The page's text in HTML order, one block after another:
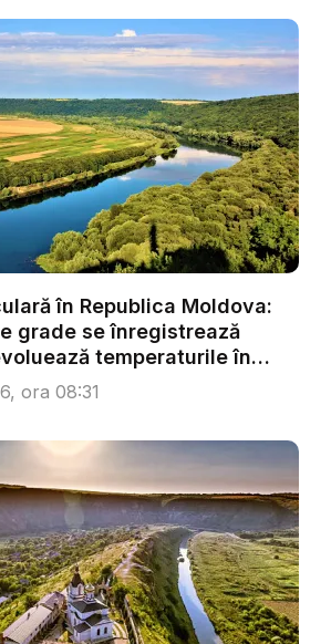
în Republica Moldova:
grade se înregistrează
temperaturile în
ora 08:31